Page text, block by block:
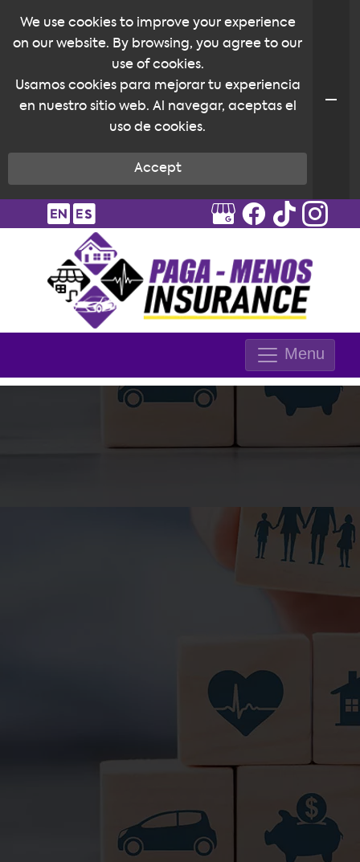
Menu
We use cookies to improve your experience
on our website. By browsing, you agree to our
use of cookies.
Usamos cookies para mejorar tu experiencia
en nuestro sitio web. Al navegar, aceptas el
uso de cookies.
Accept